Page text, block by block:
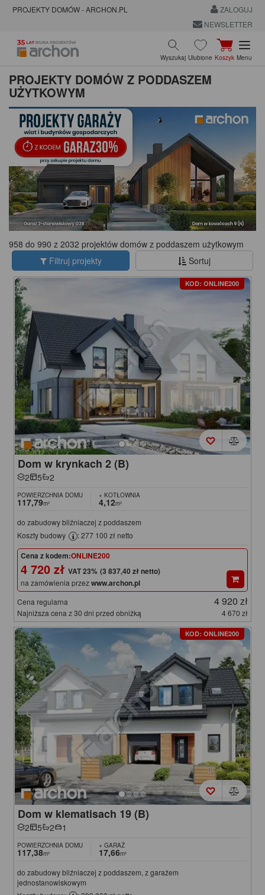
PROJEKTY DOMÓW - ARCHON.PL
ZALOGUJ
NEWSLETTER
Wyszukaj Ulubione Koszyk Menu
PROJEKTY DOMÓW Z PODDASZEM
UŻYTKOWYM
958 do 990 z 2032 projektów domów z poddaszem użytkowym
Filtruj projekty
Sortuj
KOD: ONLINE200
Dom w krynkach 2 (B)
2 5 2
POWIERZCHNIA DOMU
117,79m²
+ KOTŁOWNIA
4,12m²
do zabudowy bliźniaczej z poddaszem
Koszty budowy
: 277 100 zł netto
Cena z kodem:ONLINE200
4 720 zł (3 837,40 zł netto)
na zamówienia przezwww.archon.pl
Cena regularna 4 920 zł
Najniższa cena z 30 dni przed obniżką 4 670 zł
KOD: ONLINE200
Dom w klematisach 19 (B)
2 5 2 1
POWIERZCHNIA DOMU
117,38m²
+ GARAŻ
17,66m²
do zabudowy bliźniaczej z poddaszem, z garażem
jednostanowiskowym